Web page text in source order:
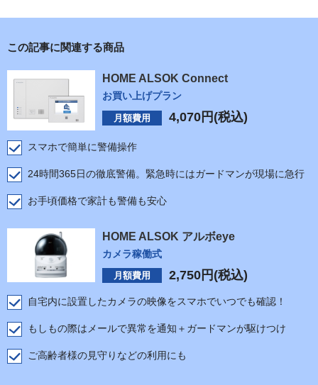
この記事に関連する商品
HOME ALSOK Connect
お買い上げプラン
月額費用 4,070 円(税込)
スマホで簡単に警備操作
24時間365日の徹底警備。緊急時にはガードマンが現場に急行
お手頃価格で家計も警備も安心
HOME ALSOK アルボeye
カメラ稼働式
月額費用 2,750 円(税込)
自宅内に設置したカメラの映像をスマホでいつでも確認！
もしもの際はメールで異常を通知＋ガードマンが駆けつけ
ご高齢者様の見守りなどの利用にも